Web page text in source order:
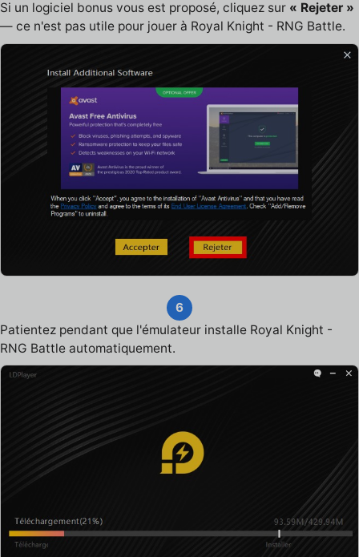
Si un logiciel bonus vous est proposé, cliquez sur « Rejeter »
— ce n'est pas utile pour jouer à Royal Knight - RNG Battle.
6
Patientez pendant que l'émulateur installe Royal Knight -
RNG Battle automatiquement.